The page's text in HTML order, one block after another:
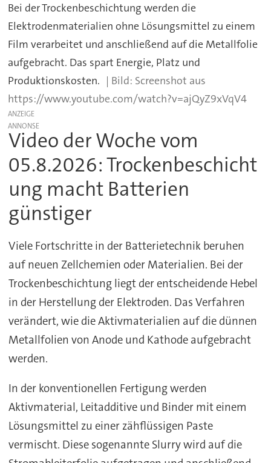
Bei der Trockenbeschichtung werden die
Elektrodenmaterialien ohne Lösungsmittel zu einem
Film verarbeitet und anschließend auf die Metallfolie
aufgebracht. Das spart Energie, Platz und
Produktionskosten.
Screenshot aus
https://www.youtube.com/watch?v=ajQyZ9xVqV4
ANZEIGE
Video der Woche vom
05.8.2026: Trockenbeschicht
ung macht Batterien
günstiger
Viele Fortschritte in der Batterietechnik beruhen
auf neuen Zellchemien oder Materialien. Bei der
Trockenbeschichtung liegt der entscheidende Hebel
in der Herstellung der Elektroden. Das Verfahren
verändert, wie die Aktivmaterialien auf die dünnen
Metallfolien von Anode und Kathode aufgebracht
werden.
In der konventionellen Fertigung werden
Aktivmaterial, Leitadditive und Binder mit einem
Lösungsmittel zu einer zähflüssigen Paste
vermischt. Diese sogenannte Slurry wird auf die